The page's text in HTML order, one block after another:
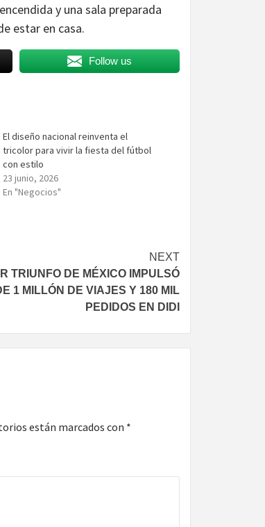
y una sala preparada
estar en casa.
Follow us
El diseño nacional reinventa el
tricolor para vivir la fiesta del fútbol
con estilo
23 junio, 2026
En "Negocios"
NEXT
TRIUNFO DE MÉXICO IMPULSÓ
1 MILLÓN DE VIAJES Y 180 MIL
PEDIDOS EN DIDI
están marcados con *